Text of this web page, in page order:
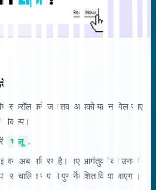
स्क्रॉल करें जब तक आपको यह न मिल जाए
विकल्प।
चालू .
अब सक्रिय है। नए आगंतुकों को उनके
स्वचालित रूप से पुनर्निर्देशित किया जाएगा।